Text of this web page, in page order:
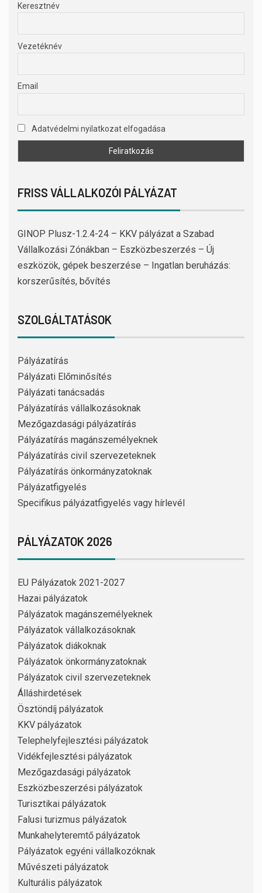
Keresztnév
Vezetéknév
Email
Adatvédelmi nyilatkozat elfogadása
FRISS VÁLLALKOZÓI PÁLYÁZAT
GINOP Plusz-1.2.4-24 – KKV pályázat a Szabad
Vállalkozási Zónákban – Eszközbeszerzés – Új
eszközök, gépek beszerzése – Ingatlan beruházás:
korszerűsítés, bővítés
SZOLGÁLTATÁSOK
Pályázatírás
Pályázati Előminősítés
Pályázati tanácsadás
Pályázatírás vállalkozásoknak
Mezőgazdasági pályázatírás
Pályázatírás magánszemélyeknek
Pályázatírás civil szervezeteknek
Pályázatírás önkormányzatoknak
Pályázatfigyelés
Specifikus pályázatfigyelés vagy hírlevél
PÁLYÁZATOK 2026
EU Pályázatok 2021-2027
Hazai pályázatok
Pályázatok magánszemélyeknek
Pályázatok vállalkozásoknak
Pályázatok diákoknak
Pályázatok önkormányzatoknak
Pályázatok civil szervezeteknek
Álláshirdetések
Ösztöndíj pályázatok
KKV pályázatok
Telephelyfejlesztési pályázatok
Vidékfejlesztési pályázatok
Mezőgazdasági pályázatok
Eszközbeszerzési pályázatok
Turisztikai pályázatok
Falusi turizmus pályázatok
Munkahelyteremtő pályázatok
Pályázatok egyéni vállalkozóknak
Művészeti pályázatok
Kulturális pályázatok